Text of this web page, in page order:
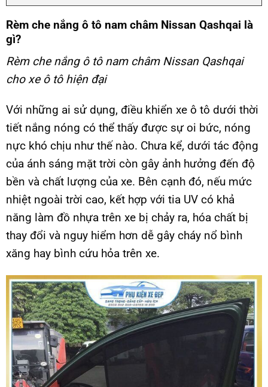
Rèm che nắng ô tô nam châm Nissan Qashqai là
gì?
Rèm che nắng ô tô nam châm Nissan Qashqai
cho xe ô tô hiện đại
Với những ai sử dụng, điều khiển xe ô tô dưới thời
tiết nắng nóng có thể thấy được sự oi bức, nóng
nực khó chịu như thế nào. Chưa kể, dưới tác động
của ánh sáng mặt trời còn gây ảnh hưởng đến độ
bền và chất lượng của xe. Bên cạnh đó, nếu mức
nhiệt ngoài trời cao, kết hợp với tia UV có khả
năng làm đồ nhựa trên xe bị chảy ra, hóa chất bị
thay đổi và nguy hiểm hơn dễ gây cháy nổ bình
xăng hay bình cứu hỏa trên xe.